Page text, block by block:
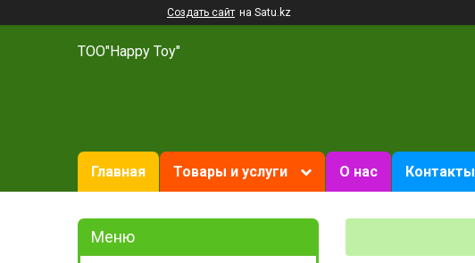
Создать сайт на Satu.kz
ТОО"Happy Toy"
Главная Товары и услуги О нас Контакты